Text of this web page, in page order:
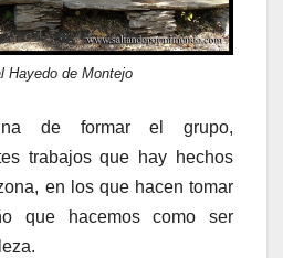
Hayedo de Montejo
de formar el grupo,
trabajos que hay hechos
en los que hacen tomar
que hacemos como ser